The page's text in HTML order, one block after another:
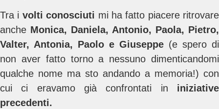
Tra i volti conosciuti mi ha fatto piacere ritrovare
anche Monica, Daniela, Antonio, Paola, Pietro,
Valter, Antonia, Paolo e Giuseppe (e spero di
non aver fatto torno a nessuno dimenticandomi
qualche nome ma sto andando a memoria!) con
cui ci eravamo già confrontati in iniziative
precedenti.